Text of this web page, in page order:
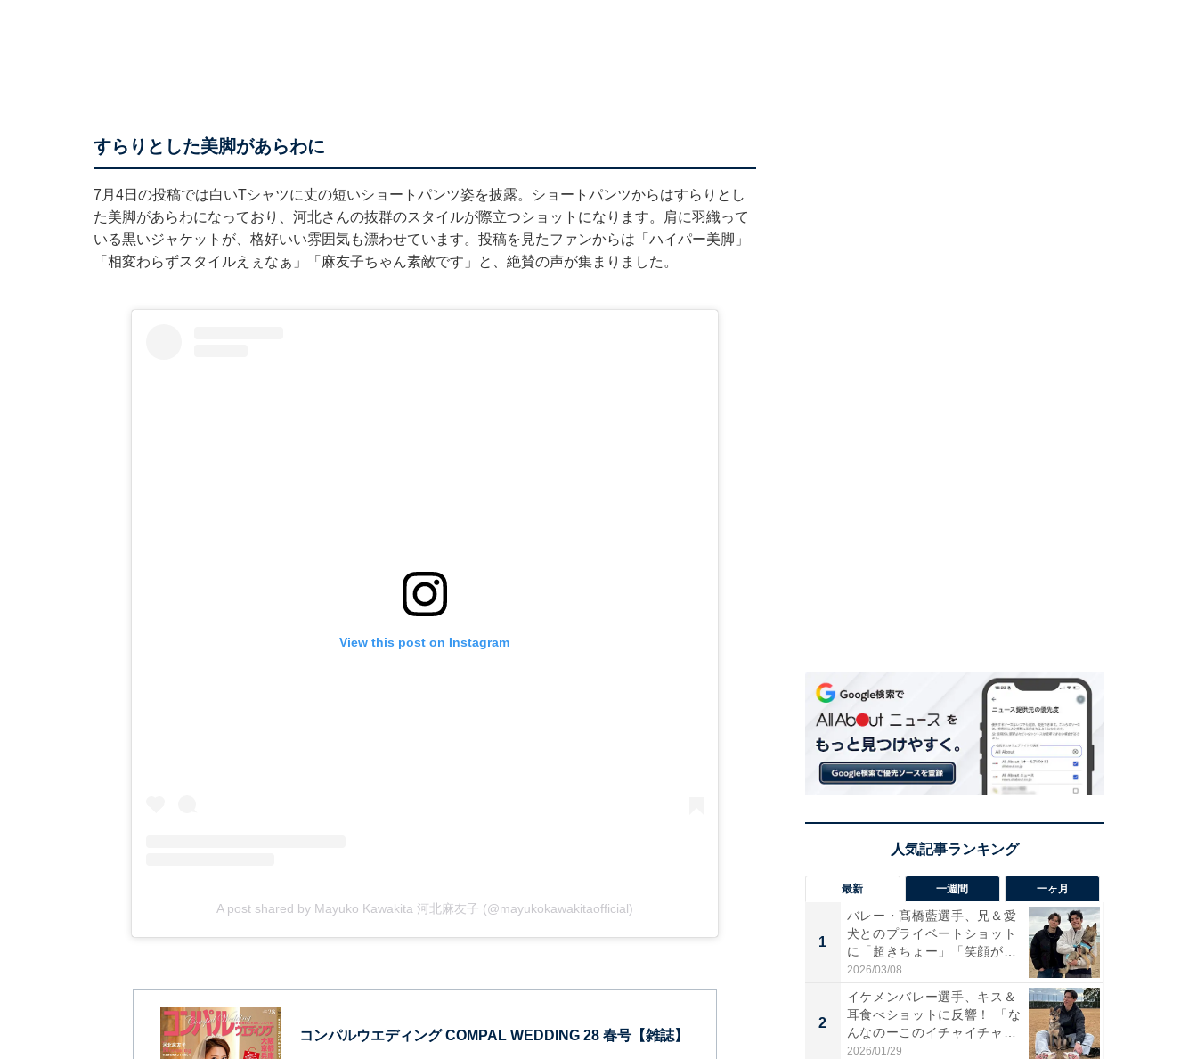
すらりとした美脚があらわに
7月4日の投稿では白いTシャツに丈の短いショートパンツ姿を披露。ショートパンツからはすらりとし
た美脚があらわになっており、河北さんの抜群のスタイルが際立つショットになります。肩に羽織って
いる黒いジャケットが、格好いい雰囲気も漂わせています。投稿を見たファンからは「ハイパー美脚」
「相変わらずスタイルえぇなぁ」「麻友子ちゃん素敵です」と、絶賛の声が集まりました。
View this post on Instagram
A post shared by Mayuko Kawakita 河北麻友子 (@mayukokawakitaofficial)
コンパルウエディング COMPAL WEDDING 28 春号【雑誌】
最新 一週間 一ヶ月
1
バレー・髙橋藍選手、兄＆愛
犬とのプライベートショット
に「超きちょー」「笑顔が見
れ...
2026/03/08
2
イケメンバレー選手、キス＆
耳食べショットに反響！ 「な
んなのーこのイチャイチャ
感...
2026/01/29